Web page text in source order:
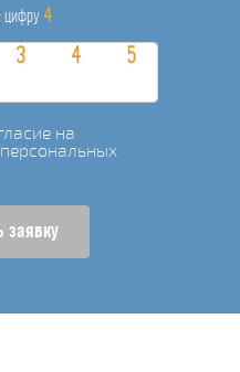
цифру 4
на
заявку